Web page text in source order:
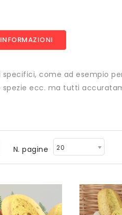
come ad esempio
spezie ecc. ma tutti
N. pagine 20